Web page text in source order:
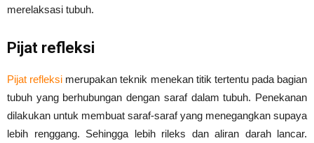
merelaksasi tubuh.
Pijat refleksi
Pijat refleksi merupakan teknik menekan titik tertentu pada bagian
tubuh yang berhubungan dengan saraf dalam tubuh. Penekanan
dilakukan untuk membuat saraf-saraf yang menegangkan supaya
lebih renggang. Sehingga lebih rileks dan aliran darah lancar.